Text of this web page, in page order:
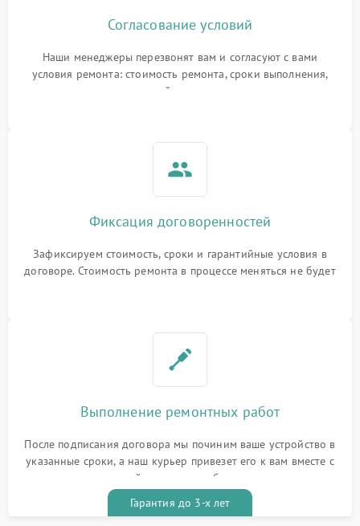
Согласование условий
Наши менеджеры перезвонят вам и согласуют с вами
условия ремонта: стоимость ремонта, сроки выполнения,
гарантийные условия
Фиксация договоренностей
Зафиксируем стоимость, сроки и гарантийные условия в
договоре. Стоимость ремонта в процессе меняться не будет
Выполнение ремонтных работ
После подписания договора мы починим ваше устройство в
указанные сроки, а наш курьер привезет его к вам вместе с
гарантийным талоном бесплатно
Гарантия до 3-х лет